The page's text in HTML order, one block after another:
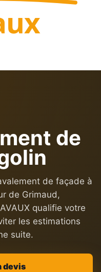
de
de façade à
de Grimaud,
qualifie votre
les estimations
suite.
devis